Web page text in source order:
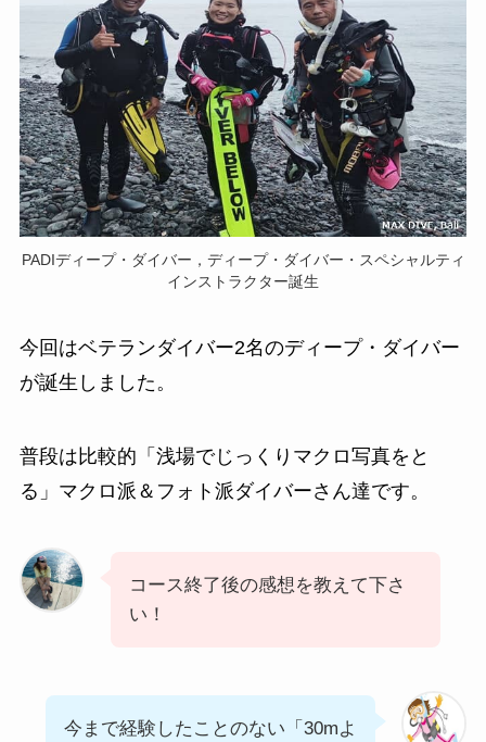
PADIディープ・ダイバー，ディープ・ダイバー・スペシャルティ
インストラクター誕生
今回はベテランダイバー2名のディープ・ダイバー
が誕生しました。
普段は比較的「浅場でじっくりマクロ写真をと
る」マクロ派＆フォト派ダイバーさん達です。
コース終了後の感想を教えて下さ
い！
今まで経験したことのない「30mよ